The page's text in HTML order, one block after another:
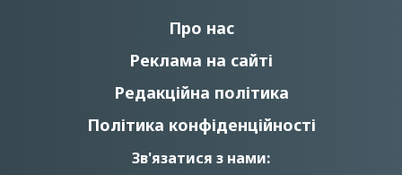
Про нас
Реклама на сайті
Редакційна політика
Політика конфіденційності
Зв'язатися з нами: